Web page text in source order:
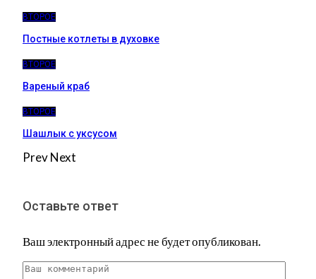
ВТОРОЕ
Постные котлеты в духовке
ВТОРОЕ
Вареный краб
ВТОРОЕ
Шашлык с уксусом
PrevNext
Оставьте ответ
Ваш электронный адрес не будет опубликован.